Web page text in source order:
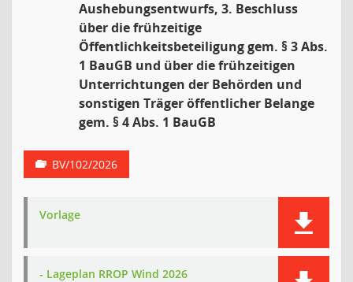
Aushebungsentwurfs, 3. Beschluss
über die frühzeitige
Öffentlichkeitsbeteiligung gem. § 3 Abs.
1 BauGB und über die frühzeitigen
Unterrichtungen der Behörden und
sonstigen Träger öffentlicher Belange
gem. § 4 Abs. 1 BauGB
BV/102/2026
Vorlage
- Lageplan RROP Wind 2026